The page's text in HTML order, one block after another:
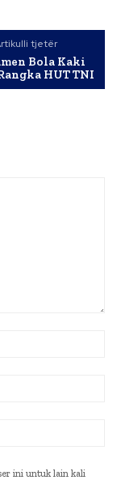
tjetër
Bola Kaki
HUT TNI
ini untuk lain kali